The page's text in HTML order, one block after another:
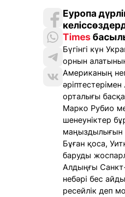
Еуропа
Times
Бүгінгі күн
орнын
Американың
орталығы
Марко Рубио
шенеуніктер
маңыздылығын
Бұған қоса,
баруды
Алдыңғы Санкт-
небәрі бес
ресейлік деп